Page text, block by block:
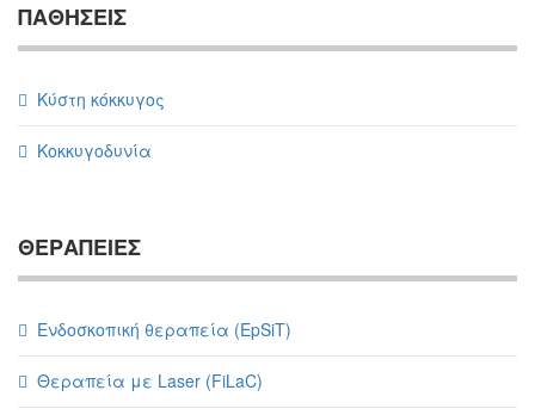
ΠΑΘΗΣΕΙΣ
Κύστη κόκκυγος
Κοκκυγοδυνία
ΘΕΡΑΠΕΙΕΣ
Ενδοσκοπική θεραπεία (EpSiT)
Θεραπεία με Laser (FiLaC)